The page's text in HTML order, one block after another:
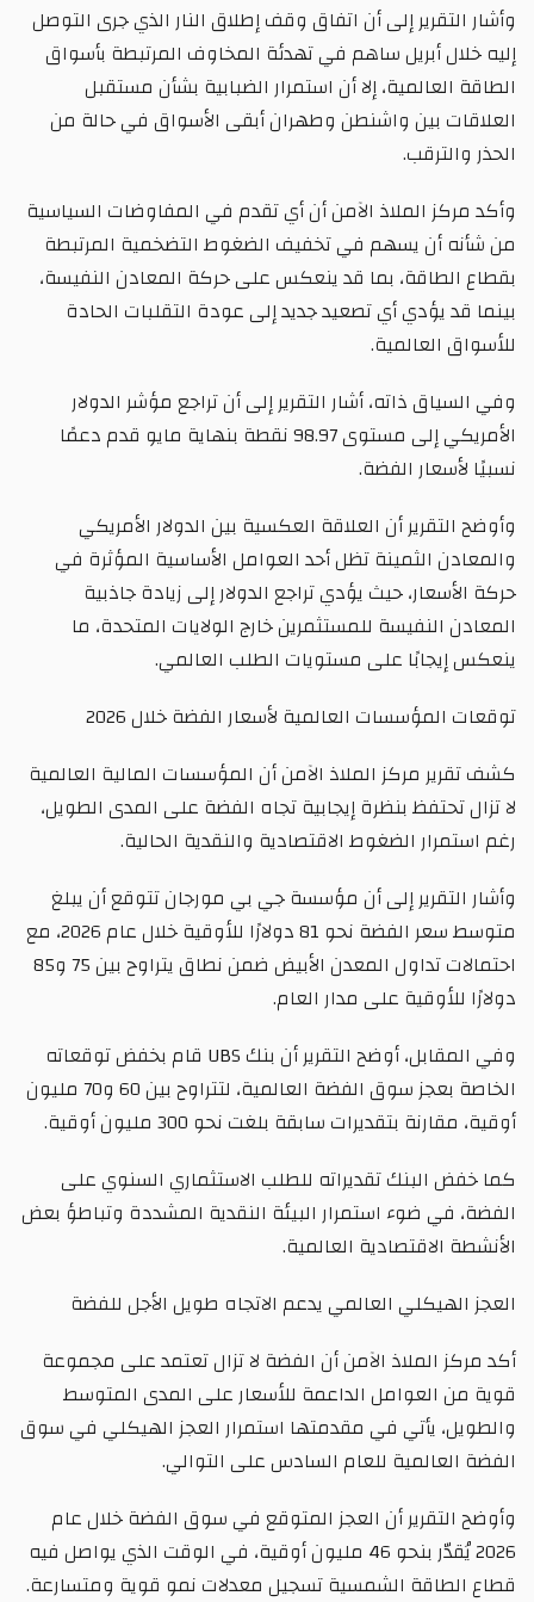
وأشار التقرير إلى أن اتفاق وقف إطلاق النار الذي جرى التوصل
إليه خلال أبريل ساهم في تهدئة المخاوف المرتبطة بأسواق
الطاقة العالمية، إلا أن استمرار الضبابية بشأن مستقبل
العلاقات بين واشنطن وطهران أبقى الأسواق في حالة من
الحذر والترقب.
وأكد مركز الملاذ الآمن أن أي تقدم في المفاوضات السياسية
من شأنه أن يسهم في تخفيف الضغوط التضخمية المرتبطة
بقطاع الطاقة، بما قد ينعكس على حركة المعادن النفيسة،
بينما قد يؤدي أي تصعيد جديد إلى عودة التقلبات الحادة
للأسواق العالمية.
وفي السياق ذاته، أشار التقرير إلى أن تراجع مؤشر الدولار
الأمريكي إلى مستوى 98.97 نقطة بنهاية مايو قدم دعمًا
نسبيًا لأسعار الفضة.
وأوضح التقرير أن العلاقة العكسية بين الدولار الأمريكي
والمعادن الثمينة تظل أحد العوامل الأساسية المؤثرة في
حركة الأسعار، حيث يؤدي تراجع الدولار إلى زيادة جاذبية
المعادن النفيسة للمستثمرين خارج الولايات المتحدة، ما
ينعكس إيجابًا على مستويات الطلب العالمي.
توقعات المؤسسات العالمية لأسعار الفضة خلال 2026
كشف تقرير مركز الملاذ الآمن أن المؤسسات المالية العالمية
لا تزال تحتفظ بنظرة إيجابية تجاه الفضة على المدى الطويل،
رغم استمرار الضغوط الاقتصادية والنقدية الحالية.
وأشار التقرير إلى أن مؤسسة جي بي مورجان تتوقع أن يبلغ
متوسط سعر الفضة نحو 81 دولارًا للأوقية خلال عام 2026، مع
احتمالات تداول المعدن الأبيض ضمن نطاق يتراوح بين 75 و85
دولارًا للأوقية على مدار العام.
وفي المقابل، أوضح التقرير أن بنك UBS قام بخفض توقعاته
الخاصة بعجز سوق الفضة العالمية، لتتراوح بين 60 و70 مليون
أوقية، مقارنة بتقديرات سابقة بلغت نحو 300 مليون أوقية.
كما خفض البنك تقديراته للطلب الاستثماري السنوي على
الفضة، في ضوء استمرار البيئة النقدية المشددة وتباطؤ بعض
الأنشطة الاقتصادية العالمية.
العجز الهيكلي العالمي يدعم الاتجاه طويل الأجل للفضة
أكد مركز الملاذ الآمن أن الفضة لا تزال تعتمد على مجموعة
قوية من العوامل الداعمة للأسعار على المدى المتوسط
والطويل، يأتي في مقدمتها استمرار العجز الهيكلي في سوق
الفضة العالمية للعام السادس على التوالي.
وأوضح التقرير أن العجز المتوقع في سوق الفضة خلال عام
2026 يُقدّر بنحو 46 مليون أوقية، في الوقت الذي يواصل فيه
قطاع الطاقة الشمسية تسجيل معدلات نمو قوية ومتسارعة.